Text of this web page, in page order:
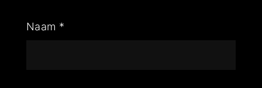
Naam *